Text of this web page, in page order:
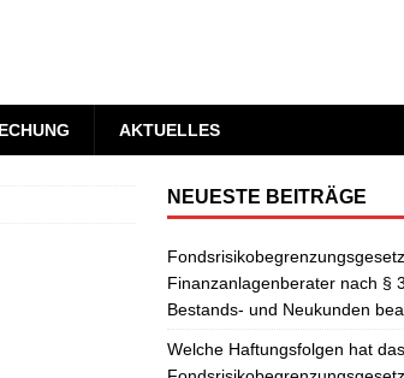
AKTUELLES
NEUESTE BEITRÄGE
Finanzanlagenberater nach §
Bestands- und Neukunden
Welche Haftungsfolgen hat das